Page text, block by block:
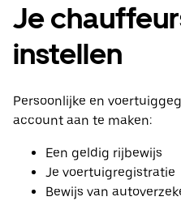
Je
instellen
Persoonlijke en
account aan te maken:
Een geldig rijbewijs
Je voertuigregistratie
Bewijs van